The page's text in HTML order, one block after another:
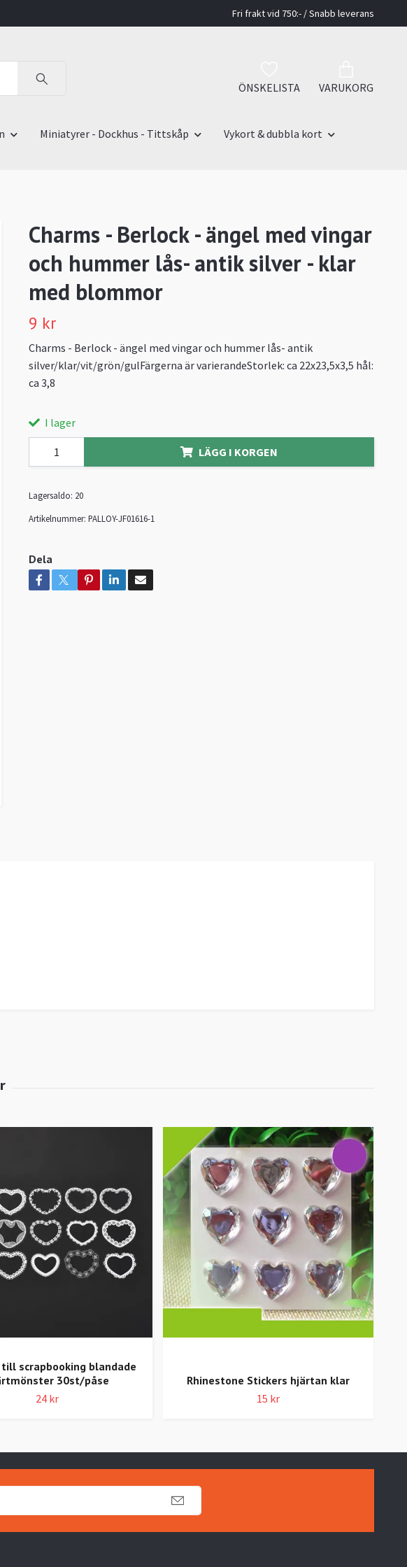
Fri frakt vid 750:- / Snabb leverans
ÖNSKELISTA VARUKORG
Miniatyrer - Dockhus - Tittskåp
Vykort & dubbla kort
Charms - Berlock - ängel med vingar
och hummer lås- antik silver - klar
med blommor
9 kr
Charms - Berlock - ängel med vingar och hummer lås- antik
silver/klar/vit/grön/gulFärgerna är varierandeStorlek: ca 22x23,5x3,5 hål:
ca 3,8
I lager
LÄGG I KORGEN
Lagersaldo: 20
Artikelnummer: PALLOY-JF01616-1
Dela
scrapbooking blandade
30st/påse
24 kr
Rhinestone Stickers hjärtan klar
15 kr